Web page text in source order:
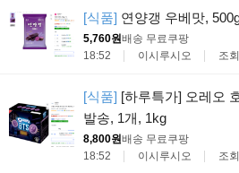
[식품] 연양갱 우베맛,
5,760원배송 무료쿠팡
18:52
이시루시오 조
[식품] [하루특가] 오레오
발송, 1개, 1kg
8,800원배송 무료쿠팡
18:52
이시루시오 조